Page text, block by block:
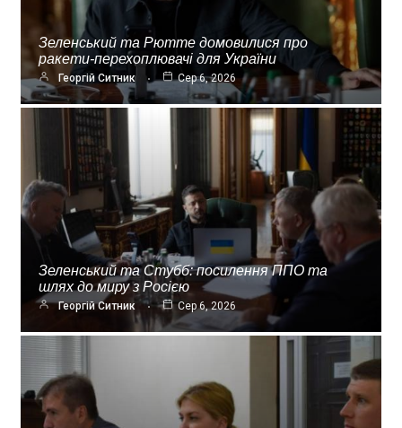
Зеленський та Рютте домовилися про
ракети-перехоплювачі для України
Георгій Ситник Сер 6, 2026
Зеленський та Стубб: посилення ППО та
шлях до миру з Росією
Георгій Ситник Сер 6, 2026